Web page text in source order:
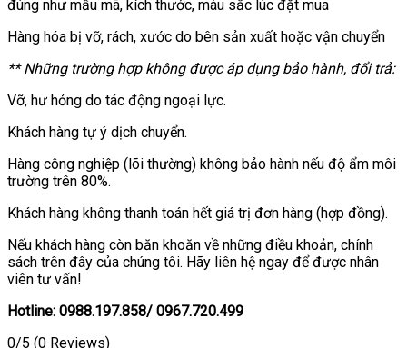
đúng như mẫu mã, kích thước, màu sắc lúc đặt mua
Hàng hóa bị vỡ, rách, xước do bên sản xuất hoặc vận chuyển
** Những trường hợp không được áp dụng bảo hành, đổi trả:
Vỡ, hư hỏng do tác động ngoại lực.
Khách hàng tự ý dịch chuyển.
Hàng công nghiệp (lõi thường) không bảo hành nếu độ ẩm môi
trường trên 80%.
Khách hàng không thanh toán hết giá trị đơn hàng (hợp đồng).
Nếu khách hàng còn băn khoăn về những điều khoản, chính
sách trên đây của chúng tôi. Hãy liên hệ ngay để được nhân
viên tư vấn!
Hotline: 0988.197.858/ 0967.720.499
0/5 (0 Reviews)